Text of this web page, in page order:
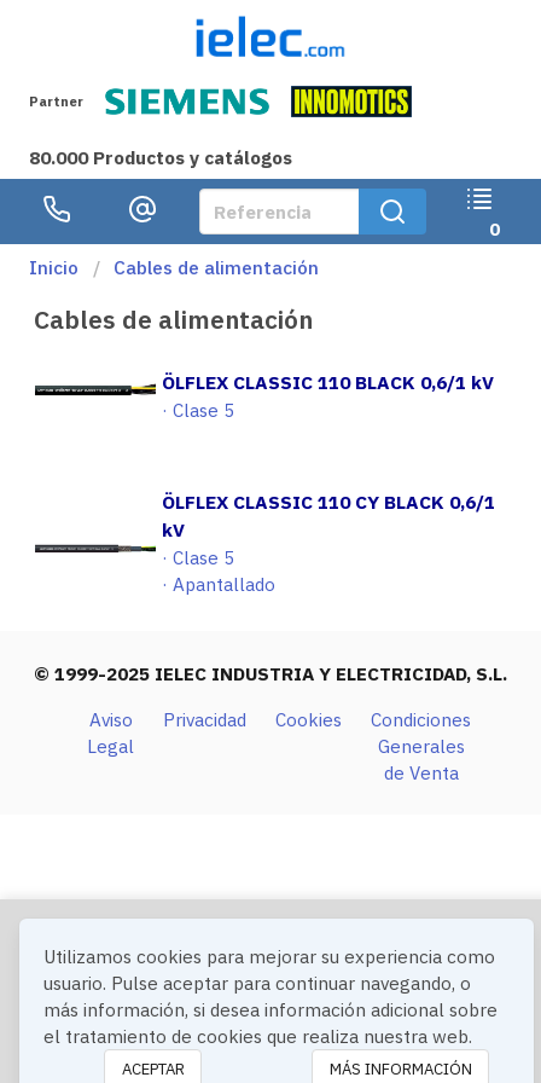
Partner
80.000 Productos y catálogos
0
Inicio Cables de alimentación
Cables de alimentación
ÖLFLEX CLASSIC 110 BLACK 0,6/1 kV
· Clase 5
ÖLFLEX CLASSIC 110 CY BLACK 0,6/1
kV
· Clase 5
· Apantallado
© 1999-2025 IELEC INDUSTRIA Y ELECTRICIDAD, S.L.
Aviso
Legal
Privacidad Cookies
Condiciones
Generales
de Venta
Utilizamos cookies para mejorar su experiencia como
usuario. Pulse aceptar para continuar navegando, o
más información, si desea información adicional sobre
el tratamiento de cookies que realiza nuestra web.
ACEPTAR MÁS INFORMACIÓN